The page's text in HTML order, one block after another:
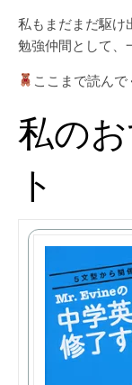
私もまだまだ駆け
勉強仲間として、
ここまで読ん
私の
ト